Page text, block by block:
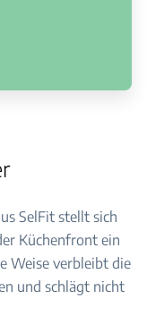
SelFit stellt sich
Küchenfront ein
Weise verbleibt die
und schlägt nicht